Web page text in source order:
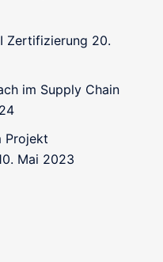
Zertifizierung 20.
im Supply Chain
Projekt
Mai 2023